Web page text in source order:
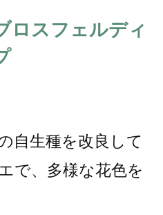
ロスフェルディ
自生種を改良して
で、多様な花色を